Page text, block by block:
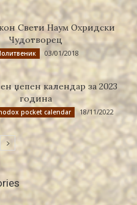
Свети Наум Охридски
Чудотворец
03/01/2018
џепен календар за 2023
година
pocket calendar 18/11/2022